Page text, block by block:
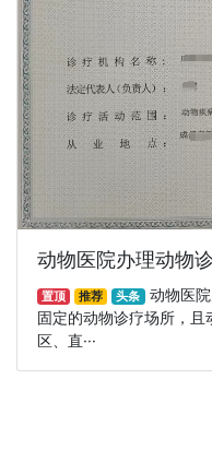
动物医院办理动物诊
置顶 推荐 头条 动物医院
固定的动物诊疗场所，
区、直···